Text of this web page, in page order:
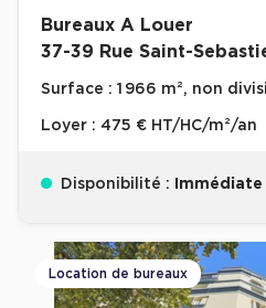
Bureaux A Louer
37-39 Rue Saint-
Surface : 1 966 m², non
Loyer : 475 € HT/HC/m²/an
Disponibilité : Immédiate
Location de bureaux